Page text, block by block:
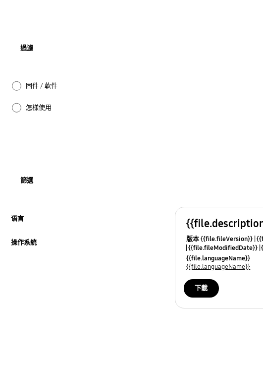
過濾
固件 / 軟件
怎樣使用
篩選
语言
操作系統 版本 {{file.fileVersion}}
{{file.fileModifiedDate}}
{{file.languageName}}
{{file.languageName}}
下載